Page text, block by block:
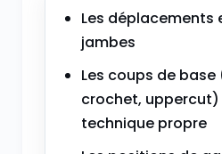
Les déplacements
jambes
Les coups de
crochet, uppercut)
technique propre